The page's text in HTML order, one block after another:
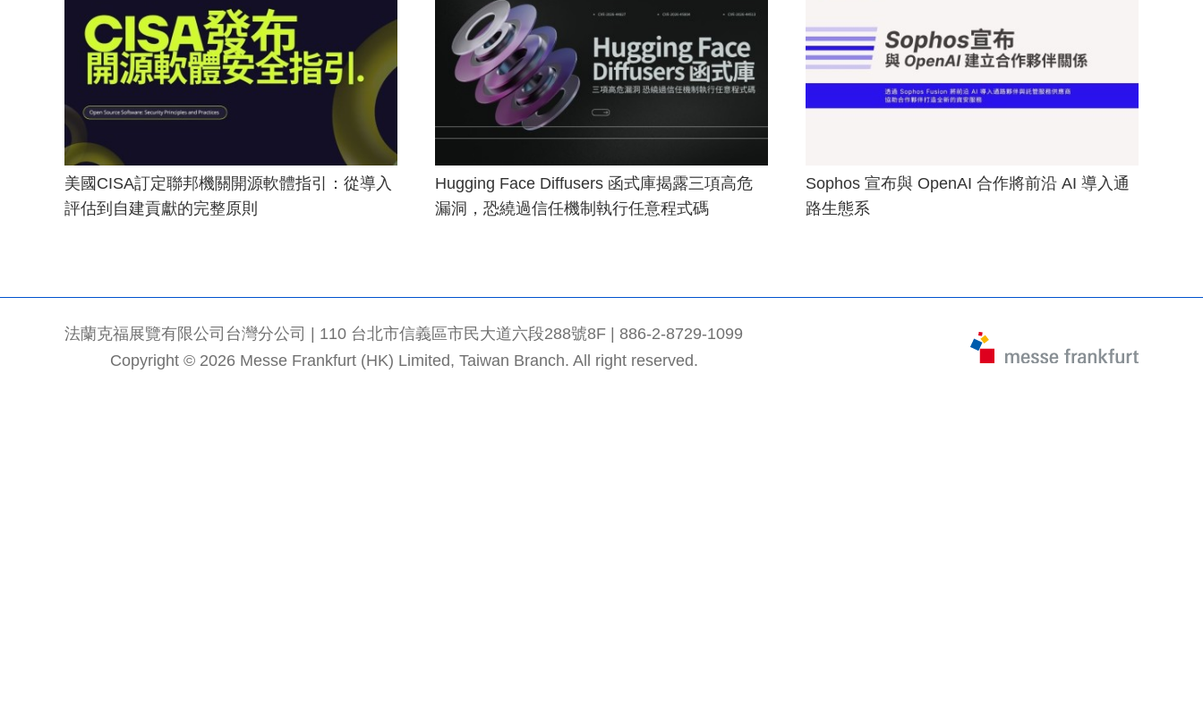
美國CISA訂定聯邦機關開源軟體指引：從導入
評估到自建貢獻的完整原則
Hugging Face Diffusers 函式庫揭露三項高危
漏洞，恐繞過信任機制執行任意程式碼
Sophos 宣布與 OpenAI 合作將前沿 AI 導入通
路生態系
法蘭克福展覽有限公司台灣分公司 | 110 台北市信義區市民大道六段288號8F | 886-2-8729-1099
Copyright © 2026 Messe Frankfurt (HK) Limited, Taiwan Branch. All right reserved.